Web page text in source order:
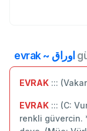
evrak ~ اوراق
EVRAK :::
EVRAK ::: (C:
renkli güvercin.